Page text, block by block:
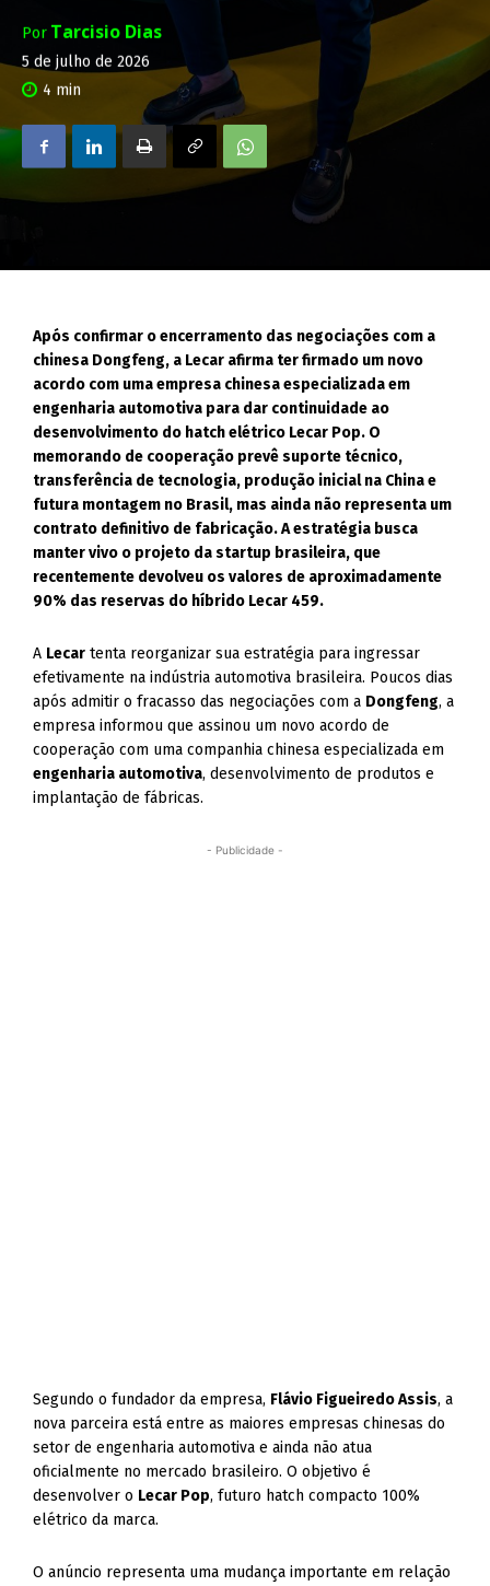
Por Tarcisio Dias
5 de julho de 2026
4 min
Após confirmar o encerramento das negociações com a
chinesa Dongfeng, a Lecar afirma ter firmado um novo
acordo com uma empresa chinesa especializada em
engenharia automotiva para dar continuidade ao
desenvolvimento do hatch elétrico Lecar Pop. O
memorando de cooperação prevê suporte técnico,
transferência de tecnologia, produção inicial na China e
futura montagem no Brasil, mas ainda não representa um
contrato definitivo de fabricação. A estratégia busca
manter vivo o projeto da startup brasileira, que
recentemente devolveu os valores de aproximadamente
90% das reservas do híbrido Lecar 459.
A Lecar tenta reorganizar sua estratégia para ingressar
efetivamente na indústria automotiva brasileira. Poucos dias
após admitir o fracasso das negociações com a Dongfeng, a
empresa informou que assinou um novo acordo de
cooperação com uma companhia chinesa especializada em
engenharia automotiva, desenvolvimento de produtos e
implantação de fábricas.
- Publicidade -
Segundo o fundador da empresa, Flávio Figueiredo Assis, a
nova parceira está entre as maiores empresas chinesas do
setor de engenharia automotiva e ainda não atua
oficialmente no mercado brasileiro. O objetivo é
desenvolver o Lecar Pop, futuro hatch compacto 100%
elétrico da marca.
O anúncio representa uma mudança importante em relação